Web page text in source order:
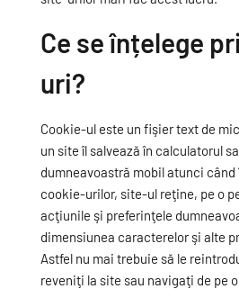
Ce se înțelege
uri?
Cookie-ul este un fişier text de
un site îl salvează în calculatorul
dumneavoastră mobil atunci
cookie-urilor, site-ul reţine, pe o
acţiunile şi preferinţele
dimensiunea caracterelor şi alte
Astfel nu mai trebuie să le
reveniţi la site sau navigaţi de pe